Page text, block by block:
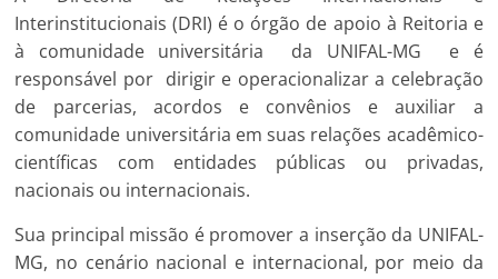
Interinstitucionais (DRI) é o órgão de apoio à Reitoria e
à comunidade universitária da UNIFAL-MG e é
responsável por dirigir e operacionalizar a celebração
de parcerias, acordos e convênios e auxiliar a
comunidade universitária em suas relações acadêmico-
científicas com entidades públicas ou privadas,
nacionais ou internacionais.
Sua principal missão é promover a inserção da UNIFAL-
MG, no cenário nacional e internacional, por meio da